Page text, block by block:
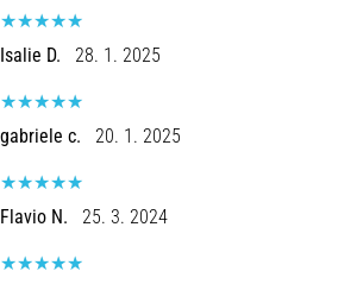
8 minutos lendo
Corrida
vaivém
e
teste
beep:
O
que
Isalie D. 28. 1. 2025
gabriele c. 20. 1. 2025
Flavio N. 25. 3. 2024